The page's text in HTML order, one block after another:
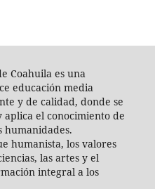
Coahuila es una
educación media
y de calidad, donde se
el conocimiento de
humanidades.
humanista, los valores
las artes y el
integral a los